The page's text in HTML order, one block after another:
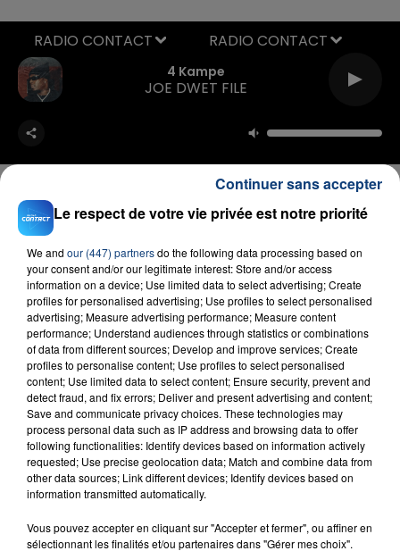
4 Kampe
JOE DWET FILE
RADIO CONTACT
FIL D'ACTU
23 juillet 2026
INCENDIE MORTEL À LENS : UNE FEMME ET
SON BÉBÉ ENTRE LA VIE ET LA...
Un homme s'est immolé par le feu après avoir
aspergé sa compagne et leur bébé de trois mois
d'un liquide inflammable.
Le respect de votre vie privée est notre priorité
We and our (447) partnersdo the following data processing based on
your consent and/or our legitimate interest: Store and/or access
information on a device; Use limited data to select advertising; Create
profiles for personalised advertising; Use profiles to select personalised
advertising; Measure advertising performance; Measure content
performance; Understand audiences through statistics or combinations
of data from different sources; Develop and improve services; Create
profiles to personalise content; Use profiles to select personalised
content; Use limited data to select content; Ensure security, prevent and
detect fraud, and fix errors; Deliver and present advertising and content;
Save and communicate privacy choices. These technologies may
process personal data such as IP address and browsing data to offer
following functionalities: Identify devices based on information actively
requested; Use precise geolocation data; Match and combine data from
other data sources; Link different devices; Identify devices based on
information transmitted automatically.
Vous pouvez accepter en cliquant sur "Accepter et fermer", ou affiner en
sélectionnant les finalités et/ou partenaires dans "Gérer mes choix".
Continuer sans accepter